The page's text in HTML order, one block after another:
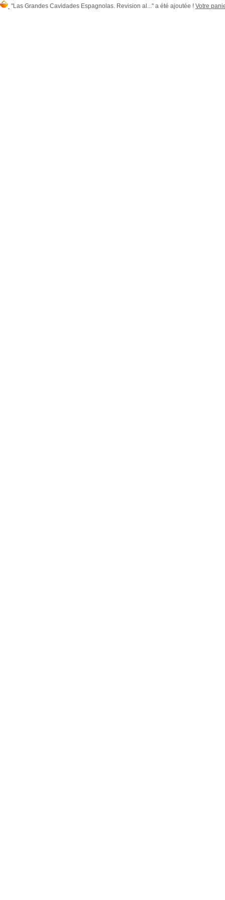
"Las Grandes Cavidades Espagnolas. Revision al..." a été ajoutée ! Votre